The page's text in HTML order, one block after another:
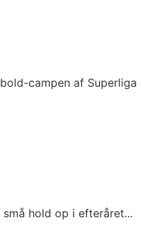
campen af Superliga
hold op i efteråret...